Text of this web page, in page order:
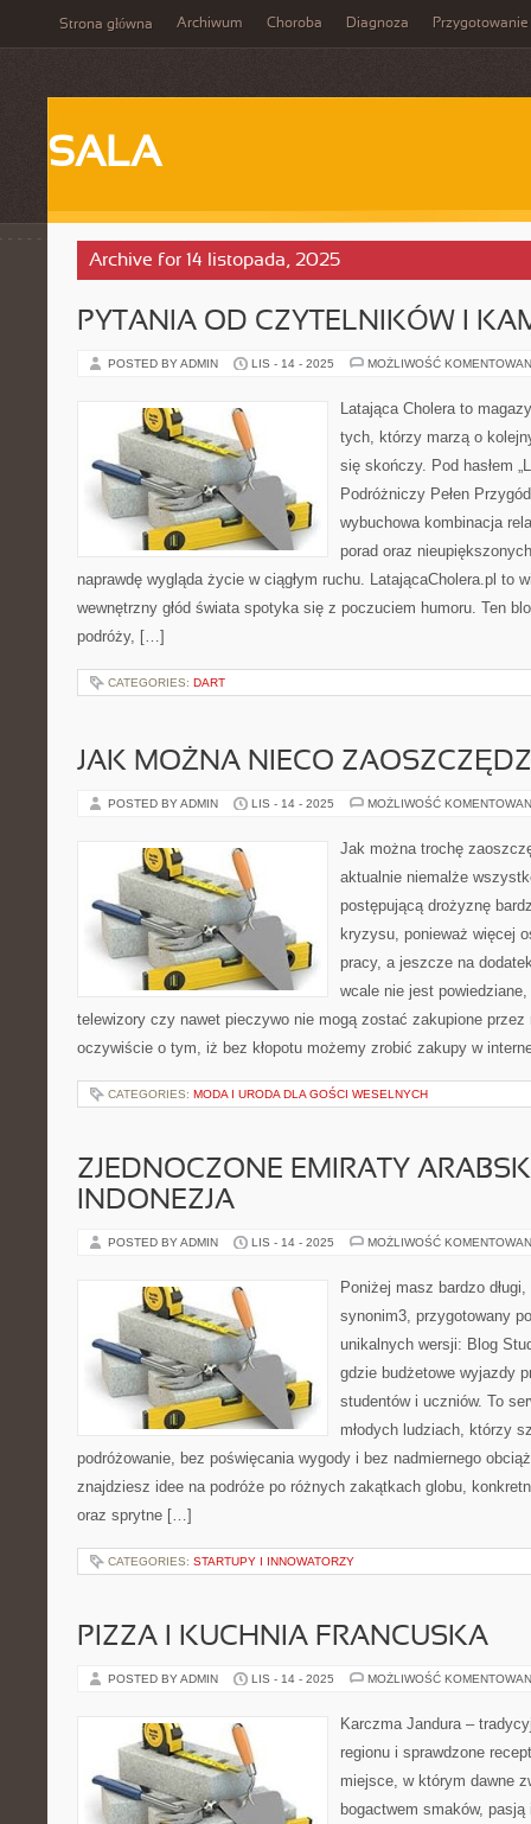
Strona główna Archiwum Choroba Diagnoza Przygotowanie
SALA
Archive for 14 listopada, 2025
PYTANIA OD CZYTELNIKÓW I
POSTED BY ADMIN LIS - 14 - 2025 MOŻLIWOŚĆ
Latająca Cholera to
tych, którzy marzą o
się skończy. Pod hasłem
Podróżniczy Pełen
wybuchowa kombinacja
porad oraz
naprawdę wygląda życie w ciągłym ruchu. LatającaCholera.pl to
wewnętrzny głód świata spotyka się z poczuciem humoru. Ten
podróży, […]
CATEGORIES: DART
JAK MOŻNA NIECO
POSTED BY ADMIN LIS - 14 - 2025 MOŻLIWOŚĆ
Jak można trochę
aktualnie niemalże
postępującą drożyznę
kryzysu, ponieważ więcej
pracy, a jeszcze na
wcale nie jest
telewizory czy nawet pieczywo nie mogą zostać zakupione
oczywiście o tym, iż bez kłopotu możemy zrobić zakupy w
CATEGORIES: MODA I URODA DLA GOŚCI WESELNYCH
ZJEDNOCZONE EMIRATY
INDONEZJA
POSTED BY ADMIN LIS - 14 - 2025 MOŻLIWOŚĆ
Poniżej masz bardzo
synonim3, przygotowany
unikalnych wersji: Blog
gdzie budżetowe wyjazdy
studentów i uczniów. To
młodych ludziach, którzy
podróżowanie, bez poświęcania wygody i bez nadmiernego
znajdziesz idee na podróże po różnych zakątkach globu,
oraz sprytne […]
CATEGORIES: STARTUPY I INNOWATORZY
PIZZA I KUCHNIA FRANCUSKA
POSTED BY ADMIN LIS - 14 - 2025 MOŻLIWOŚĆ
Karczma Jandura –
regionu i sprawdzone
miejsce, w którym dawne
bogactwem smaków,